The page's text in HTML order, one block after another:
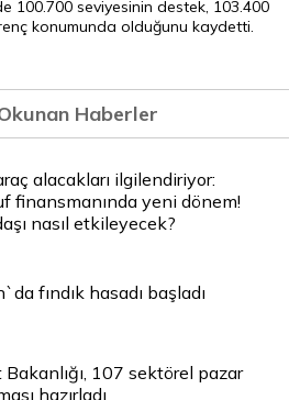
100.700 seviyesinin destek, 103.400
konumunda olduğunu kaydetti.
Haberler
alacakları ilgilendiriyor:
finansmanında yeni dönem!
nasıl etkileyecek?
fındık hasadı başladı
Bakanlığı, 107 sektörel pazar
hazırladı